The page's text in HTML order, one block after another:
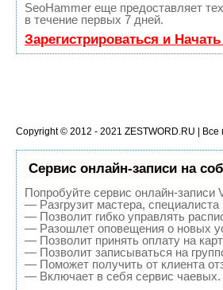
SeoHammer еще предоставляет
в течение первых 7 дней.
Зарегистрироваться и
Copyright © 2012 - 2021 ZESTWORD.RU |
Сервис онлайн-записи на
Попробуйте сервис онлайн-записи
— Разгрузит мастера,
— Позволит гибко управлять
— Разошлет оповещения о новых
— Позволит принять оплату на
— Позволит записываться на
— Поможет получить от клиента
— Включает в себя сервис чаевых.